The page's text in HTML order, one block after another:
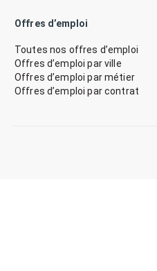
Offres d’emploi
Toutes nos offres d’emploi
Offres d’emploi par ville
Offres d’emploi par métier
Offres d’emploi par contrat